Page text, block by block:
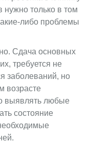
нужно только в том
либо проблемы
Сдача основных
требуется не
заболеваний, но
возрасте
выявлять любые
состояние